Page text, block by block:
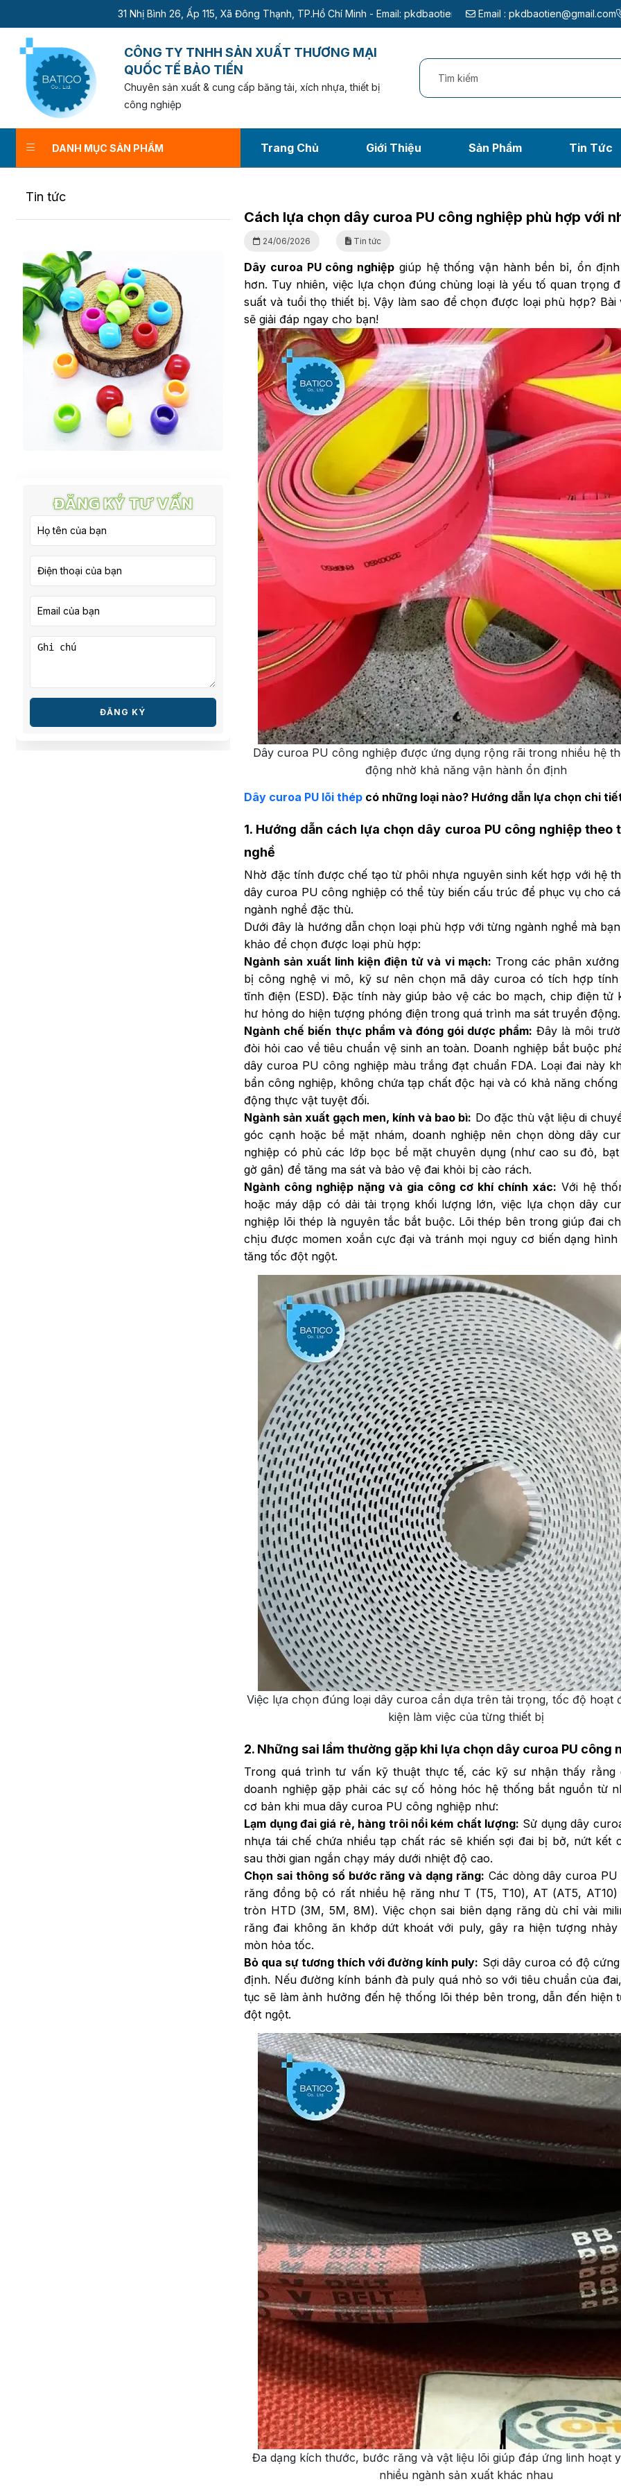
31 Nhị Bình 26, Ấp 115, Xã Đông Thạnh, TP.Hồ Chí Minh - Email:pkdbaotien@gmail.com Email : pkdbaotien@gmail.com
CÔNG TY TNHH SẢN XUẤT THƯƠNG MẠI
QUỐC TẾ BẢO TIẾN
Chuyên sản xuất & cung cấp băng tải, xích nhựa, thiết bị
công nghiệp
DANH MỤC SẢN PHẨM Trang Chủ Giới Thiệu Sản Phẩm Tin Tức
Cách lựa chọn dây curoa PU công nghiệp
Trang chủ Tin tức Cách lựa chọn dây curoa PU công nghiệp phù hợp với nhu
Tin tức
ĐĂNG KÝ TƯ VẤN
ĐĂNG KÝ
Cách lựa chọn dây curoa PU công nghiệp phù hợp với
24/06/2026 Tin tức
Dây curoa PU công nghiệp giúp hệ thống vận hành bền bỉ, ổn
hơn. Tuy nhiên, việc lựa chọn đúng chủng loại là yếu tố quan trọng
suất và tuổi thọ thiết bị. Vậy làm sao để chọn được loại phù hợp? Bài
sẽ giải đáp ngay cho bạn!
Dây curoa PU công nghiệp được ứng dụng rộng rãi trong nhiều hệ
động nhờ khả năng vận hành ổn định
Dây curoa PU lõi thép có những loại nào? Hướng dẫn lựa chọn chi
1. Hướng dẫn cách lựa chọn dây curoa PU công nghiệp theo
nghề
Nhờ đặc tính được chế tạo từ phôi nhựa nguyên sinh kết hợp với hệ
dây curoa PU công nghiệp có thể tùy biến cấu trúc để phục vụ cho
ngành nghề đặc thù.
Dưới đây là hướng dẫn chọn loại phù hợp với từng ngành nghề mà
khảo để chọn được loại phù hợp:
Ngành sản xuất linh kiện điện tử và vi mạch: Trong các phân
bị công nghệ vi mô, kỹ sư nên chọn mã dây curoa có tích hợp tính
tĩnh điện (ESD). Đặc tính này giúp bảo vệ các bo mạch, chip điện tử
hư hỏng do hiện tượng phóng điện trong quá trình ma sát truyền động.
Ngành chế biến thực phẩm và đóng gói dược phẩm: Đây là môi
đòi hỏi cao về tiêu chuẩn vệ sinh an toàn. Doanh nghiệp bắt buộc
dây curoa PU công nghiệp màu trắng đạt chuẩn FDA. Loại đai này
bẩn công nghiệp, không chứa tạp chất độc hại và có khả năng chống
động thực vật tuyệt đối.
Ngành sản xuất gạch men, kính và bao bì: Do đặc thù vật liệu di
góc cạnh hoặc bề mặt nhám, doanh nghiệp nên chọn dòng dây
nghiệp có phủ các lớp bọc bề mặt chuyên dụng (như cao su đỏ,
gờ gân) để tăng ma sát và bảo vệ đai khỏi bị cào rách.
Ngành công nghiệp nặng và gia công cơ khí chính xác: Với hệ
hoặc máy dập có dải tải trọng khối lượng lớn, việc lựa chọn dây
nghiệp lõi thép là nguyên tắc bắt buộc. Lõi thép bên trong giúp đai
chịu được momen xoắn cực đại và tránh mọi nguy cơ biến dạng
tăng tốc đột ngột.
Việc lựa chọn đúng loại dây curoa cần dựa trên tải trọng, tốc độ hoạt
kiện làm việc của từng thiết bị
2. Những sai lầm thường gặp khi lựa chọn dây curoa PU công
Trong quá trình tư vấn kỹ thuật thực tế, các kỹ sư nhận thấy rằng
doanh nghiệp gặp phải các sự cố hỏng hóc hệ thống bắt nguồn từ
cơ bản khi mua dây curoa PU công nghiệp như:
Lạm dụng đai giá rẻ, hàng trôi nổi kém chất lượng: Sử dụng dây
nhựa tái chế chứa nhiều tạp chất rác sẽ khiến sợi đai bị bở, nứt kết
sau thời gian ngắn chạy máy dưới nhiệt độ cao.
Chọn sai thông số bước răng và dạng răng: Các dòng dây curoa
răng đồng bộ có rất nhiều hệ răng như T (T5, T10), AT (AT5,
tròn HTD (3M, 5M, 8M). Việc chọn sai biên dạng răng dù chỉ vài
răng đai không ăn khớp dứt khoát với puly, gây ra hiện tượng
mòn hỏa tốc.
Bỏ qua sự tương thích với đường kính puly: Sợi dây curoa có độ
định. Nếu đường kính bánh đà puly quá nhỏ so với tiêu chuẩn của
tục sẽ làm ảnh hưởng đến hệ thống lõi thép bên trong, dẫn đến hiện
đột ngột.
Đa dạng kích thước, bước răng và vật liệu lõi giúp đáp ứng linh hoạt
nhiều ngành sản xuất khác nhau
Lorem ipsum dolor sit
adipiscing elit, sed do